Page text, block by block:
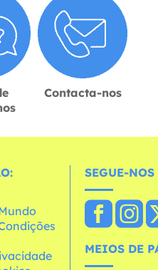
Contacta-nos
SEGUE-
MEIOS DE